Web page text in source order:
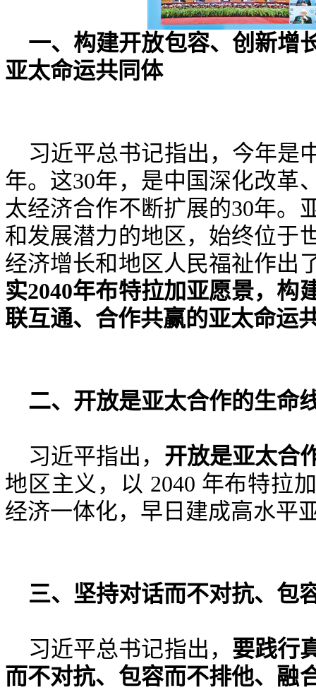
一、 构建开放包容、创新增
亚太命运共同体
习近平总书记指出，今年是
年。这30年，是中国深化改革
太经济合作不断扩展的30年。
和发展潜力的地区，始终位于
经济增长和地区人民福祉作出
实2040年布特拉加亚愿景，构
联互通、合作共赢的亚太命运
二、 开放是亚太合作的生命
习近平指出， 开放是亚太合
地区主义，以 2040 年布特拉
经济一体化，早日建成高水平
三、 坚持对话而不对抗、包
习近平总书记指出， 要践行
而不对抗、包容而不排他、融